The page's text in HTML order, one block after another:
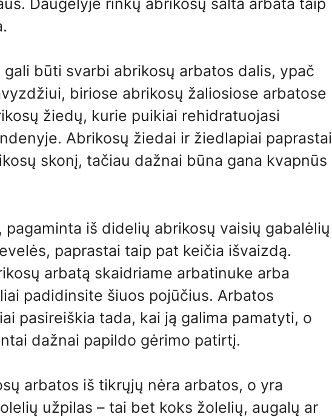
būti svarbi abrikosų arbatos dalis, ypač
biriose abrikosų žaliosiose arbatose
žiedų, kurie puikiai rehidratuojasi
Abrikosų žiedai ir žiedlapiai paprastai
skonį, tačiau dažnai būna gana kvapnūs
pagaminta iš didelių abrikosų vaisių gabalėlių
paprastai taip pat keičia išvaizdą.
arbatą skaidriame arbatinuke arba
padidinsite šiuos pojūčius. Arbatos
pasireiškia tada, kai ją galima pamatyti, o
dažnai papildo gėrimo patirtį.
arbatos iš tikrųjų nėra arbatos, o yra
užpilas – tai bet koks žolelių, augalų ar